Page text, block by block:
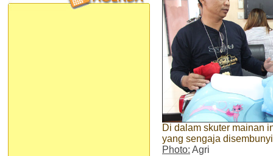
Di dalam skuter mainan
yang sengaja
Photo: Agri